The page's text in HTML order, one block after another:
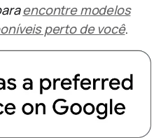
encontre modelos
perto de você.